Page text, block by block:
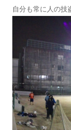
自分も常に人の技